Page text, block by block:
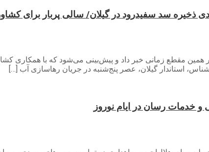
سال زراعی گذشته در همین مقطع زمانی خبر داد و پیش‌بینی می‌شود که با
استاندار گیلان، عصر پنج‌شنبه در جریان رهاسازی آب […]
و خدمات رسان در ایام نوروز